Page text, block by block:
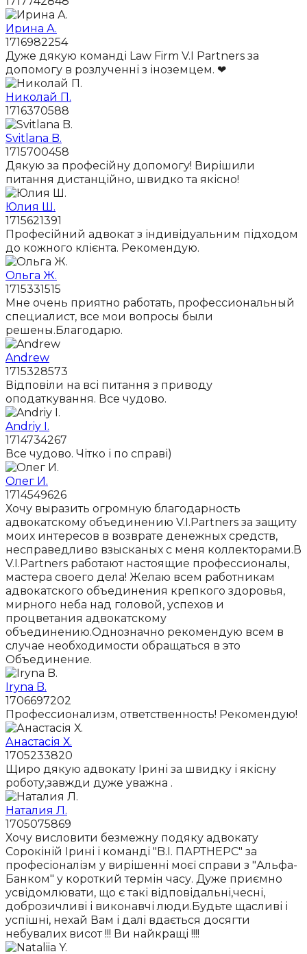
Ирина А.
1716982254
Дуже дякую команді Law Firm V.I Partners за
допомогу в розлученні з іноземцем. ❤
Николай П.
1716370588
Svitlana B.
1715700458
Дякую за професійну допомогу! Вирішили
питання дистанційно, швидко та якісно!
Юлия Ш.
1715621391
Професійний адвокат з індивідуальним підходом
до кожного клієнта. Рекомендую.
Ольга Ж.
1715331515
Мне очень приятно работать, профессиональный
специалист, все мои вопросы были
решены.Благодарю.
Andrew
1715328573
Відповіли на всі питання з приводу
оподаткування. Все чудово.
Andriy I.
1714734267
Все чудово. Чітко і по справі)
Олег И.
1714549626
Хочу выразить огромную благодарность
адвокатскому объединению V.I.Partners за защиту
моих интересов в возврате денежных средств,
несправедливо взысканых с меня коллекторами.В
V.I.Partners работают настоящие профессионалы,
мастера своего дела! Желаю всем работникам
адвокатского объединения крепкого здоровья,
мирного неба над головой, успехов и
процветания адвокатскому
объединению.Однозначно рекомендую всем в
случае необходимости обращаться в это
Объединение.
Iryna B.
1706697202
Профессионализм, ответственность! Рекомендую!
Анастасія Х.
1705233820
Щиро дякую адвокату Ірині за швидку і якісну
роботу,завжди дуже уважна .
Наталия Л.
1705075869
Хочу висловити безмежну подяку адвокату
Сорокіній Ірині і команді "B.I. ПАРТНЕРС" за
професіоналізм у вирішенні моєї справи з "Альфа-
Банком" у короткий термін часу. Дуже приємно
усвідомлювати, що є такі відповідальні,чесні,
доброзичливі і виконавчі люди.Будьте щасливі і
успішні, нехай Вам і далі вдається досягти
небувалих висот !!! Ви найкращі !!!!